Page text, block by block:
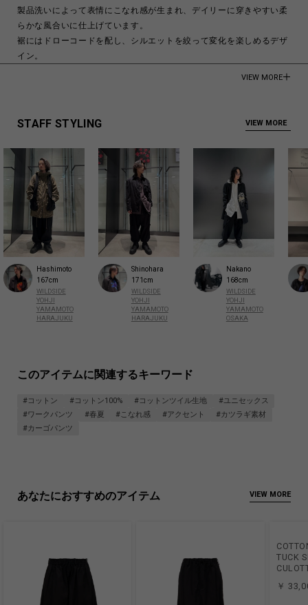
製品洗いによって表情にこなれ感が生まれ、デイリーに穿きやすい柔
らかな風合いに仕上げています。
裾にはドローコードを配し、シルエットを絞って変化を楽しめるデザ
イン。
脇にはフラップ付きポケット、さらに側面にはマチ付きの立体ポケッ
レディースモデル身長:175cm
100% Cotton
Made in Japan
商品についてよくあるお問い合わせはこちら
VIEW MORE
STAFF STYLING VIEW MORE
Hashimoto
167cm
WILDSIDE
YOHJI
YAMAMOTO
HARAJUKU
Shinohara
171cm
WILDSIDE
YOHJI
YAMAMOTO
HARAJUKU
Nakano
168cm
WILDSIDE
YOHJI
YAMAMOTO
OSAKA
このアイテムに関連するキーワード
#コットン #コットン100% #コットンツイル生地
#ユニセックス
#ワークパンツ
#春夏 #こなれ感 #アクセント
#カツラギ素材
#カーゴパンツ
あなたにおすすめのアイテム VIEW MORE
TUCK
￥